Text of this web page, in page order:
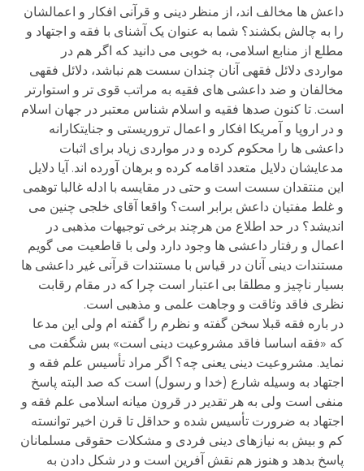
داعش ها مخالف اند، از منظر دینی و قرآنی افکار و اعمالشان
را به چالش بکشند؟ شما به عنوان یک آشنای با فقه و اجتهاد و
مطلع از منابع اسلامی، به خوبی می دانید که اگر هم در
مواردی دلائل فقهی آنان چندان سست هم نباشد، دلائل فقهی
مخالفان و ضد داعشی های فقیه به مراتب قوی تر و استوارتر
است. تا کنون صدها فقیه و اسلام شناس معتبر در جهان اسلام
و در اروپا و آمریکا افکار و اعمال تروریستی و جنایتکارانه
داعشی ها را محکوم کرده و در مواردی زیاد برای اثبات
مدعایشان دلایل متعدد اقامه کرده و برهان آورده اند. آیا دلایل
این منتقدان سست است و حتی در مقایسه با ادله غالبا توهمی
و غلط مفتیان داعش برابر است؟ واقعا آقای خلجی چنین می
اندیشد؟ در حد اطلاع من هرچند برخی توجیهات مذهبی در
اعمال و رفتار داعشی ها وجود دارد ولی با قاطعیت می گویم
مستندات دینی آنان در قیاس با مستندات قرآنی غیر داعشی ها
بسیار ناچیز و مطلقا بی اعتبار است چرا که در مقام رقابت
نظری فاقد وثاقت و وجاهت علمی و مذهبی است.
در باره فقه قبلا سخن گفته و نظرم را گفته ام ولی این مدعا
که «فقه اساسا فاقد مشروعیت دینی است» بس شگفت می
نماید. مشروعیت دینی یعنی چه؟ اگر مراد تأسیس علم فقه و
اجتهاد به وسیله شارع (خدا و رسول) است که صد البته پاسخ
منفی است ولی به هر تقدیر در قرون میانه اسلامی علم فقه و
اجتهاد به ضرورت تأسیس شده و حداقل تا قرن اخیر توانسته
کم و بیش به نیازهای دینی فردی و مشکلات حقوقی مسلمانان
پاسخ بدهد و هنوز هم نقش آفرین است و در شکل دادن به